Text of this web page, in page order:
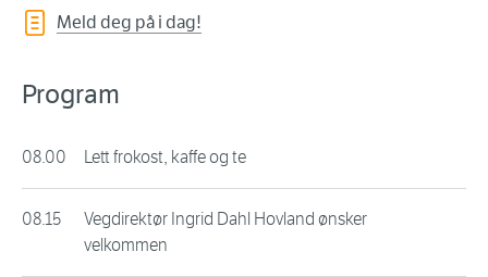
Meld deg på i dag!
Program
08.00 Lett frokost, kaffe og te
08.15
Vegdirektør Ingrid Dahl Hovland ønsker
velkommen